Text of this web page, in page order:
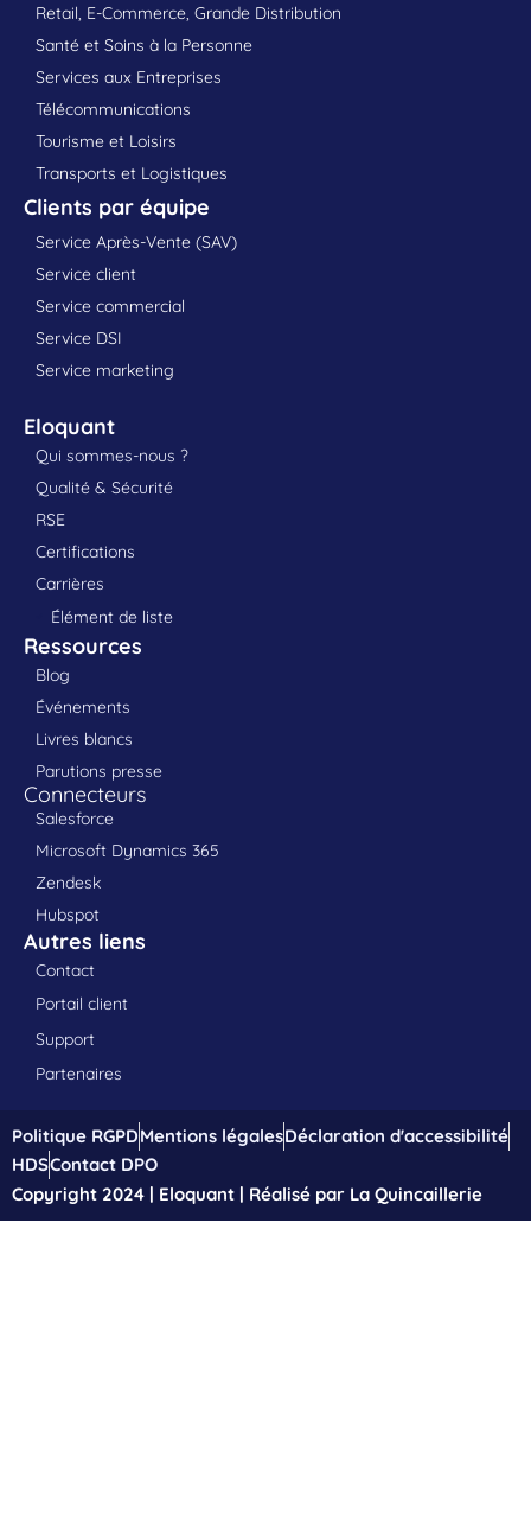
Retail, E-Commerce, Grande Distribution
Santé et Soins à la Personne
Services aux Entreprises
Télécommunications
Tourisme et Loisirs
Transports et Logistiques
Clients par équipe
Service Après-Vente (SAV)
Service client
Service commercial
Service DSI
Service marketing
Eloquant
Qui sommes-nous ?
Qualité & Sécurité
RSE
Certifications
Carrières
Élément de liste
Ressources
Blog
Événements
Livres blancs
Parutions presse
Connecteurs
Salesforce
Microsoft Dynamics 365
Zendesk
Hubspot
Autres liens
Contact
Portail client
Support
Partenaires
Politique RGPDMentions légalesDéclaration d'accessibilité
HDSContact DPO
Copyright 2024 | Eloquant | Réalisé par La Quincaillerie